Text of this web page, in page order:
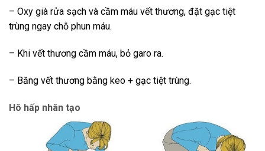
– Oxy già rửa sạch và cầm máu vết thương, đặt gạc tiệt
trùng ngay chỗ phun máu.
– Khi vết thương cầm máu, bỏ garo ra.
– Băng vết thương bằng keo + gạc tiệt trùng.
Hô hấp nhân tạo